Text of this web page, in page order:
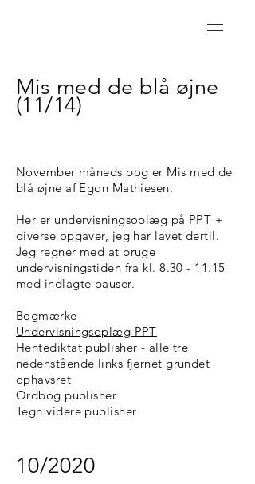
Mis med de blå øjne
(11/14)
November måneds bog er Mis med de
blå øjne af Egon Mathiesen.
Her er undervisningsoplæg på PPT +
diverse opgaver, jeg har lavet dertil.
Jeg regner med at bruge
undervisningstiden fra kl. 8.30 - 11.15
med indlagte pauser.
Bogmærke
Undervisningsoplæg PPT
Hentediktat publisher - alle tre
nedenstående links fjernet grundet
ophavsret
Ordbog publisher
Tegn videre publisher
10/2020